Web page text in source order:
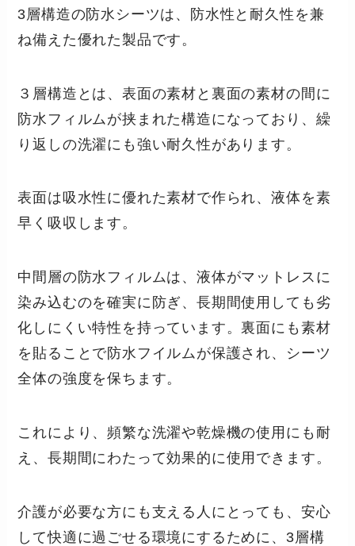
3層構造の防水シーツは、防水性と耐久性を兼
ね備えた優れた製品です。
３層構造とは、表面の素材と裏面の素材の間に
防水フィルムが挟まれた構造になっており、繰
り返しの洗濯にも強い耐久性があります。
表面は吸水性に優れた素材で作られ、液体を素
早く吸収します。
中間層の防水フィルムは、液体がマットレスに
染み込むのを確実に防ぎ、長期間使用しても劣
化しにくい特性を持っています。裏面にも素材
を貼ることで防水フイルムが保護され、シーツ
全体の強度を保ちます。
これにより、頻繁な洗濯や乾燥機の使用にも耐
え、長期間にわたって効果的に使用できます。
介護が必要な方にも支える人にとっても、安心
して快適に過ごせる環境にするために、3層構